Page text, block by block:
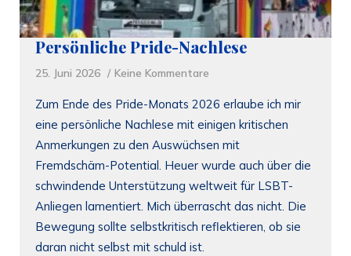
Persönliche Pride-Nachlese
25. Juni 2026 Keine Kommentare
Zum Ende des Pride-Monats 2026 erlaube ich mir
eine persönliche Nachlese mit einigen kritischen
Anmerkungen zu den Auswüchsen mit
Fremdschäm-Potential. Heuer wurde auch über die
schwindende Unterstützung weltweit für LSBT-
Anliegen lamentiert. Mich überrascht das nicht. Die
Bewegung sollte selbstkritisch reflektieren, ob sie
daran nicht selbst mit schuld ist.